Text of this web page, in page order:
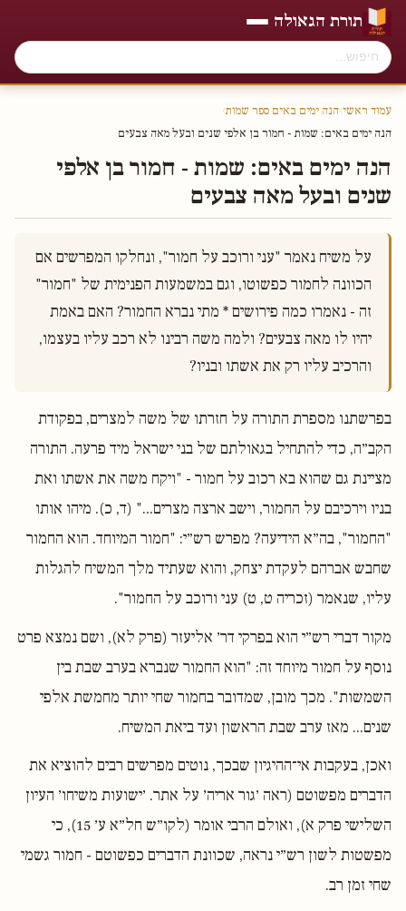
תורת הגאולה
עמוד ראשי›הנה ימים באים ספר שמות›
הנה ימים באים׃ שמות - חמור בן אלפי שנים ובעל מאה צבעים
הנה ימים באים׃ שמות - חמור בן אלפי
שנים ובעל מאה צבעים
והרכיב עליו רק את אשתו ובניו?
בפרשתנו מספרת התורה על חזרתו של משה למצרים, בפקודת
הקב״ה, כדי להתחיל בגאולתם של בני ישראל מיד פרעה. התורה
מציינת גם שהוא בא רכוב על חמור - "ויקח משה את אשתו ואת
בניו וירכיבם על החמור, וישב ארצה מצרים..." (ד, כ). מיהו אותו
"החמור", בה״א הידיעה? מפרש רש״י: "חמור המיוחד. הוא החמור
שחבש אברהם לעקדת יצחק, והוא שעתיד מלך המשיח להגלות
עליו, שנאמר (זכריה ט, ט) עני ורוכב על החמור".
מקור דברי רש״י הוא בפרקי דר׳ אליעזר (פרק לא), ושם נמצא פרט
נוסף על חמור מיוחד זה: "הוא החמור שנברא בערב שבת בין
השמשות". מכך מובן, שמדובר בחמור שחי יותר מחמשת אלפי
שנים... מאז ערב שבת הראשון ועד ביאת המשיח.
ואכן, בעקבות אי־ההיגיון שבכך, נוטים מפרשים רבים להוציא את
הדברים מפשוטם (ראה ׳גור אריה׳ על אתר. ׳ישועות משיחו׳ העיון
השלישי פרק א), ואולם הרבי אומר (לקו״ש חל״א ע׳ 15), כי
מפשטות לשון רש״י נראה, שכוונת הדברים כפשוטם - חמור גשמי
שחי זמן רב.